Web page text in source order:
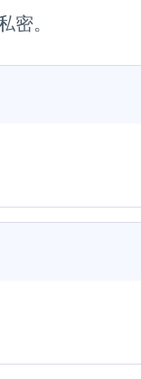
密。